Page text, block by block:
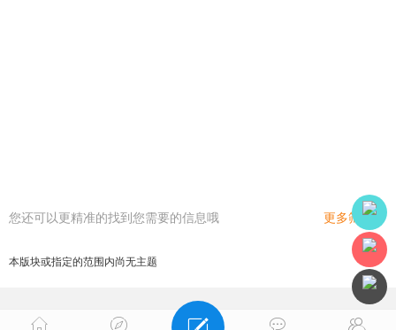
您还可以更精准的找到您需要的信息哦 更多筛选
本版块或指定的范围内尚无主题